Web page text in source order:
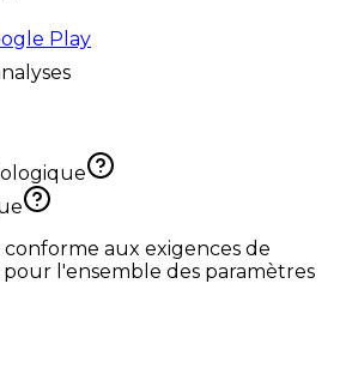
Play
aux exigences de
l'ensemble des paramètres